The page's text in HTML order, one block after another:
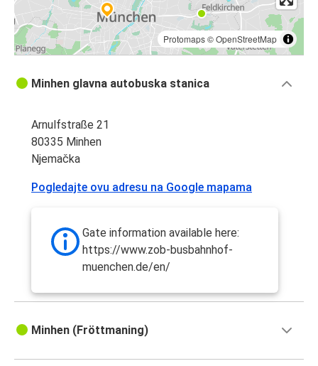
Protomaps©OpenStreetMap
Minhen glavna autobuska stanica
Arnulfstraße 21
80335 Minhen
Njemačka
Pogledajte ovu adresu na Google mapama
Gate information available here:
https://www.zob-busbahnhof-
muenchen.de/en/
Minhen (Fröttmaning)